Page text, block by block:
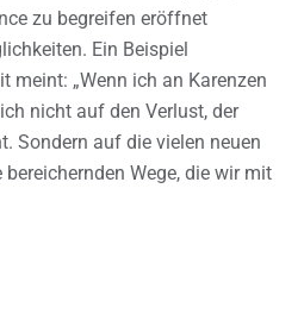
zu begreifen eröffnet
Ein Beispiel
meint: „Wenn ich an Karenzen
nicht auf den Verlust, der
Sondern auf die vielen neuen
Wege, die wir mit